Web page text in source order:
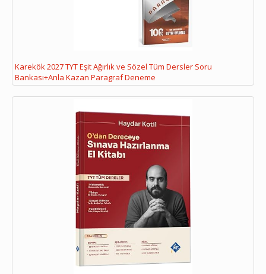
Karekök 2027 TYT Eşit Ağırlık ve Sözel Tüm Dersler Soru
Bankası+Anla Kazan Paragraf Deneme